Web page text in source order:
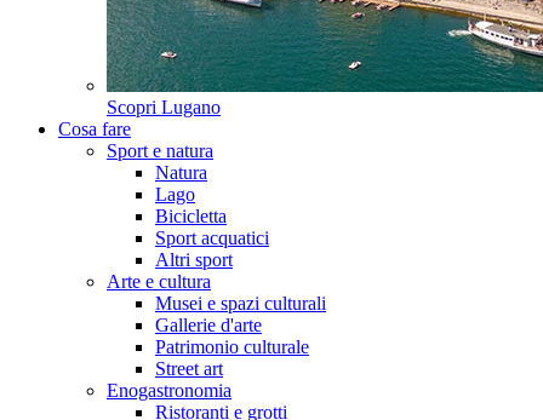
Scopri Lugano
Cosa fare
Sport e natura
Natura
Lago
Bicicletta
Sport acquatici
Altri sport
Arte e cultura
Musei e spazi culturali
Gallerie d'arte
Patrimonio culturale
Street art
Enogastronomia
Ristoranti e grotti